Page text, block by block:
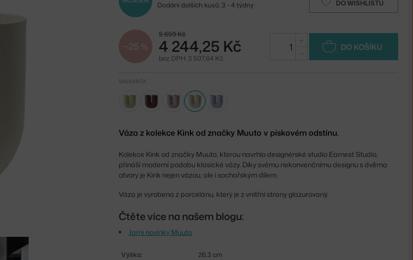
DO WISHLISTU
Dodání dalších kusů: 3 - 4 týdny
−25 %
5 659 Kč
4 244,25 Kč
bez DPH: 3 507,64 Kč
DO KOŠÍKU
VARIANTA
Váza z kolekce Kink od značky Muuto v pískovém odstínu.
Kolekce Kink od značky Muuto, kterou navrhlo designérské studio Earnest Studio,
přináší moderní podobu klasické vázy. Díky svému nekonvenčnímu designu s dvěma
otvory je Kink nejen vázou, ale i sochařským dílem.
Váza je vyrobena z porcelánu, který je z vnitřní strany glazurovaný.
Čtěte více na našem blogu:
Jarní novinky Muuto
Výška:
26,3 cm